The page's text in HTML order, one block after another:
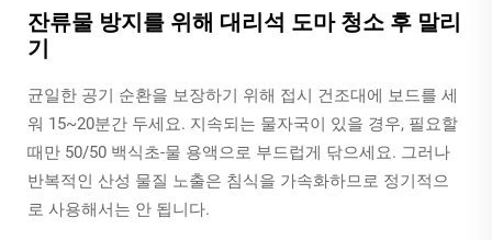
잔류물 방지를 위해 대리석 도마 청소 후 말리
기
균일한 공기 순환을 보장하기 위해 접시 건조대에 보드를 세
워 15~20분간 두세요. 지속되는 물자국이 있을 경우, 필요할
때만 50/50 백식초-물 용액으로 부드럽게 닦으세요. 그러나
반복적인 산성 물질 노출은 침식을 가속화하므로 정기적으
로 사용해서는 안 됩니다.